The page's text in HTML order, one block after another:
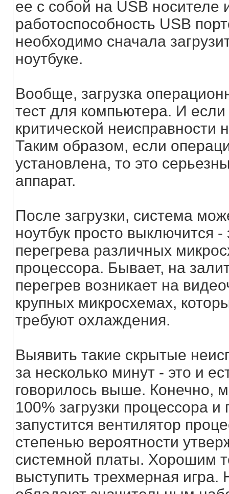
ее с собой на USB
работоспособность USB
необходимо сначала
ноутбуке.
Вообще, загрузка
тест для компьютера. И если
критической неисправности
Таким образом, если
установлена, то это
аппарат.
После загрузки, система
ноутбук просто выключится
перегрева различных
процессора. Бывает, на
перегрев возникает на
крупных микросхемах,
требуют охлаждения.
Выявить такие скрытые
за несколько минут - это и
говорилось выше. Конечно,
100% загрузки процессора
запустится вентилятор
степенью вероятности
системной платы. Хорошим
выступить трехмерная